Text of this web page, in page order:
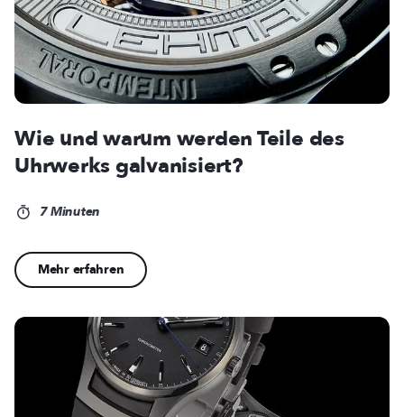
Wie und warum werden Teile des
Uhrwerks galvanisiert?
7 Minuten
Mehr erfahren